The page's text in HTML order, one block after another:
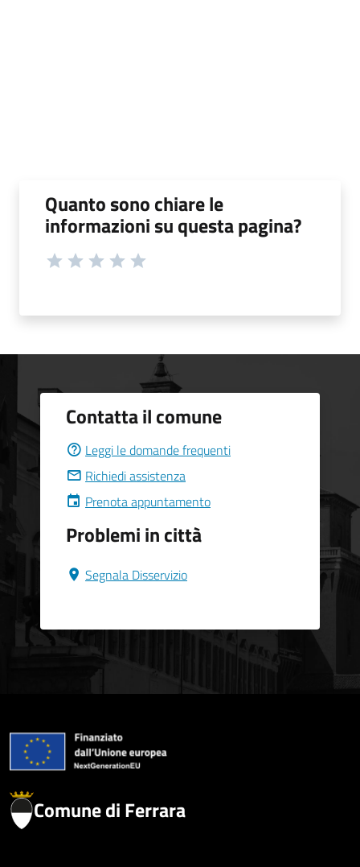
Quanto sono chiare le
informazioni su questa pagina?
Contatta il comune
Leggi le domande frequenti
Richiedi assistenza
Prenota appuntamento
Problemi in città
Segnala Disservizio
Comune di Ferrara